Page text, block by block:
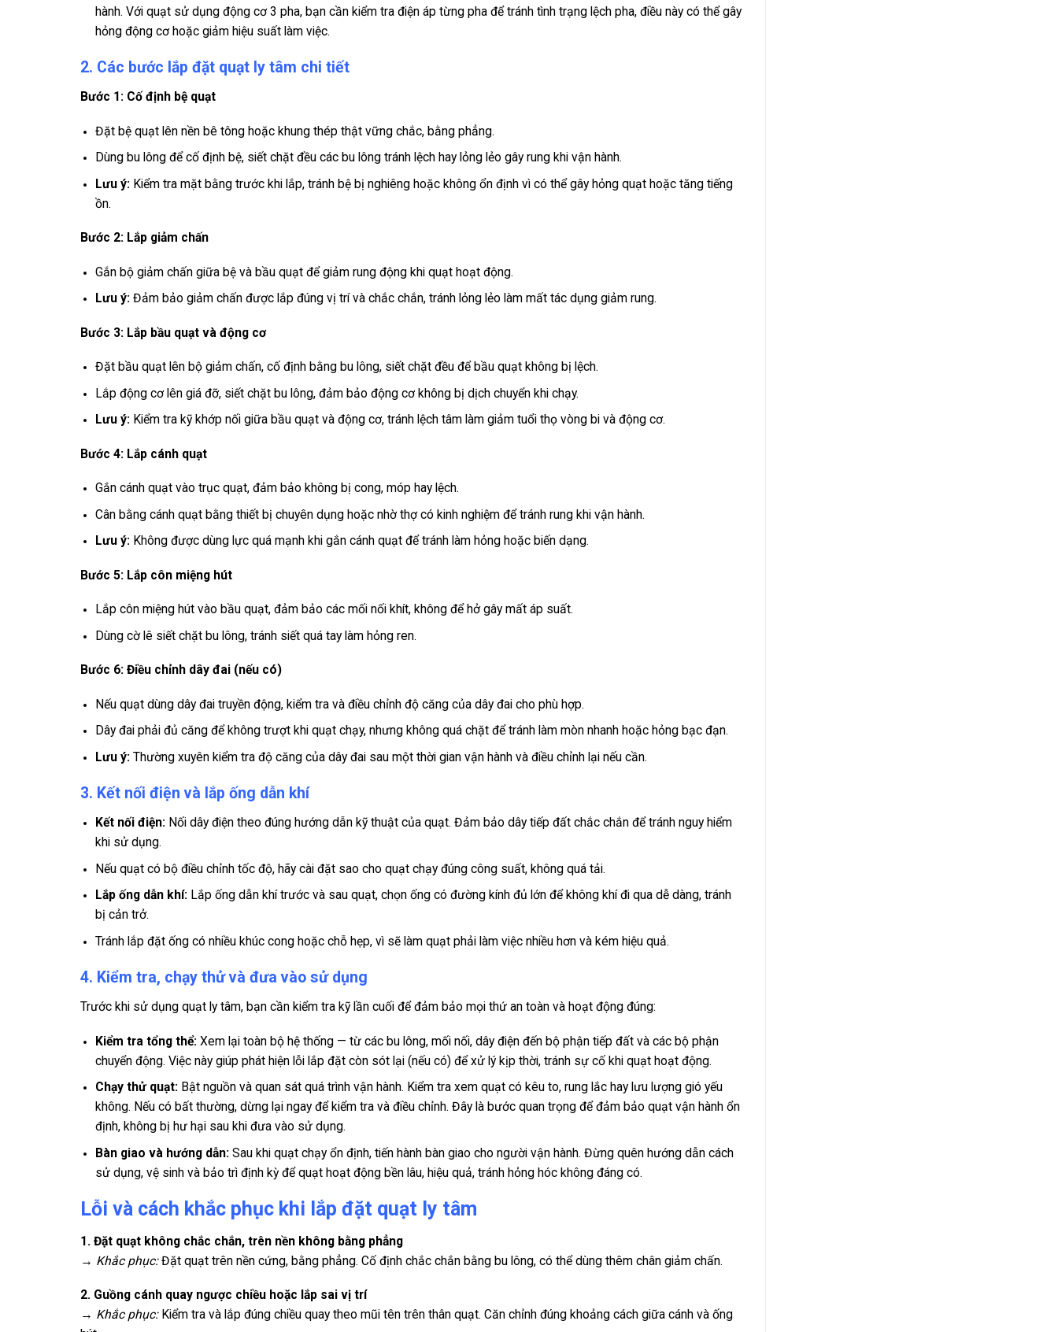
hành. Với quạt sử dụng động cơ 3 pha, bạn cần kiểm tra điện áp từng pha để tránh tình trạng lệch pha, điều này có thể gây
hỏng động cơ hoặc giảm hiệu suất làm việc.
2. Các bước lắp đặt quạt ly tâm chi tiết
Bước 1: Cố định bệ quạt
Đặt bệ quạt lên nền bê tông hoặc khung thép thật vững chắc, bằng phẳng.
Dùng bu lông để cố định bệ, siết chặt đều các bu lông tránh lệch hay lỏng lẻo gây rung khi vận hành.
Lưu ý: Kiểm tra mặt bằng trước khi lắp, tránh bệ bị nghiêng hoặc không ổn định vì có thể gây hỏng quạt hoặc tăng tiếng
ồn.
Bước 2: Lắp giảm chấn
Gắn bộ giảm chấn giữa bệ và bầu quạt để giảm rung động khi quạt hoạt động.
Lưu ý: Đảm bảo giảm chấn được lắp đúng vị trí và chắc chắn, tránh lỏng lẻo làm mất tác dụng giảm rung.
Bước 3: Lắp bầu quạt và động cơ
Đặt bầu quạt lên bộ giảm chấn, cố định bằng bu lông, siết chặt đều để bầu quạt không bị lệch.
Lắp động cơ lên giá đỡ, siết chặt bu lông, đảm bảo động cơ không bị dịch chuyển khi chạy.
Lưu ý: Kiểm tra kỹ khớp nối giữa bầu quạt và động cơ, tránh lệch tâm làm giảm tuổi thọ vòng bi và động cơ.
Bước 4: Lắp cánh quạt
Gắn cánh quạt vào trục quạt, đảm bảo không bị cong, móp hay lệch.
Cân bằng cánh quạt bằng thiết bị chuyên dụng hoặc nhờ thợ có kinh nghiệm để tránh rung khi vận hành.
Lưu ý: Không được dùng lực quá mạnh khi gắn cánh quạt để tránh làm hỏng hoặc biến dạng.
Bước 5: Lắp côn miệng hút
Lắp côn miệng hút vào bầu quạt, đảm bảo các mối nối khít, không để hở gây mất áp suất.
Dùng cờ lê siết chặt bu lông, tránh siết quá tay làm hỏng ren.
Bước 6: Điều chỉnh dây đai (nếu có)
Nếu quạt dùng dây đai truyền động, kiểm tra và điều chỉnh độ căng của dây đai cho phù hợp.
Dây đai phải đủ căng để không trượt khi quạt chạy, nhưng không quá chặt để tránh làm mòn nhanh hoặc hỏng bạc đạn.
Lưu ý: Thường xuyên kiểm tra độ căng của dây đai sau một thời gian vận hành và điều chỉnh lại nếu cần.
3. Kết nối điện và lắp ống dẫn khí
Kết nối điện: Nối dây điện theo đúng hướng dẫn kỹ thuật của quạt. Đảm bảo dây tiếp đất chắc chắn để tránh nguy hiểm
khi sử dụng.
Nếu quạt có bộ điều chỉnh tốc độ, hãy cài đặt sao cho quạt chạy đúng công suất, không quá tải.
Lắp ống dẫn khí: Lắp ống dẫn khí trước và sau quạt, chọn ống có đường kính đủ lớn để không khí đi qua dễ dàng, tránh
bị cản trở.
Tránh lắp đặt ống có nhiều khúc cong hoặc chỗ hẹp, vì sẽ làm quạt phải làm việc nhiều hơn và kém hiệu quả.
4. Kiểm tra, chạy thử và đưa vào sử dụng
Trước khi sử dụng quạt ly tâm, bạn cần kiểm tra kỹ lần cuối để đảm bảo mọi thứ an toàn và hoạt động đúng:
Kiểm tra tổng thể: Xem lại toàn bộ hệ thống — từ các bu lông, mối nối, dây điện đến bộ phận tiếp đất và các bộ phận
chuyển động. Việc này giúp phát hiện lỗi lắp đặt còn sót lại (nếu có) để xử lý kịp thời, tránh sự cố khi quạt hoạt động.
Chạy thử quạt: Bật nguồn và quan sát quá trình vận hành. Kiểm tra xem quạt có kêu to, rung lắc hay lưu lượng gió yếu
không. Nếu có bất thường, dừng lại ngay để kiểm tra và điều chỉnh. Đây là bước quan trọng để đảm bảo quạt vận hành ổn
định, không bị hư hại sau khi đưa vào sử dụng.
Bàn giao và hướng dẫn: Sau khi quạt chạy ổn định, tiến hành bàn giao cho người vận hành. Đừng quên hướng dẫn cách
sử dụng, vệ sinh và bảo trì định kỳ để quạt hoạt động bền lâu, hiệu quả, tránh hỏng hóc không đáng có.
Lỗi và cách khắc phục khi lắp đặt quạt ly tâm
1. Đặt quạt không chắc chắn, trên nền không bằng phẳng
→ Khắc phục:Đặt quạt trên nền cứng, bằng phẳng. Cố định chắc chắn bằng bu lông, có thể dùng thêm chân giảm chấn.
2. Guồng cánh quay ngược chiều hoặc lắp sai vị trí
→ Khắc phục:Kiểm tra và lắp đúng chiều quay theo mũi tên trên thân quạt. Căn chỉnh đúng khoảng cách giữa cánh và ống